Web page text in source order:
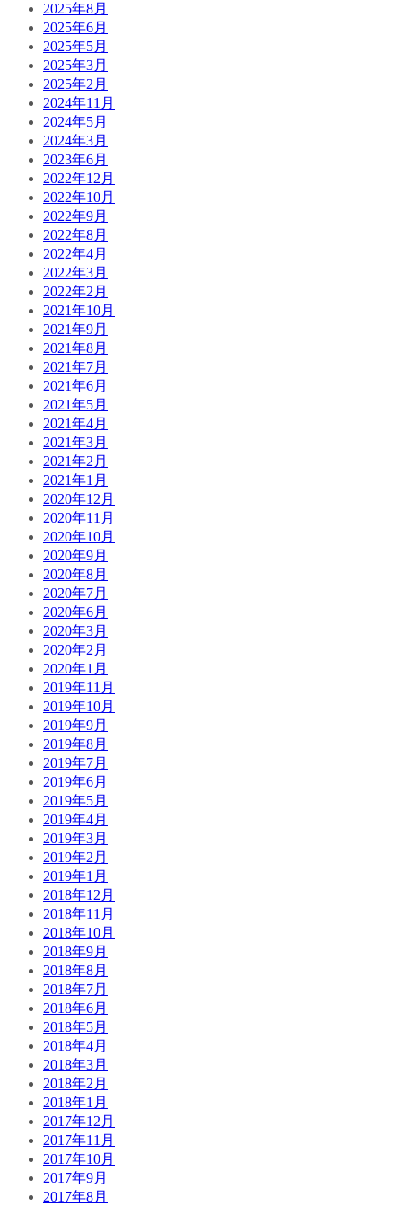
2025年8月
2025年6月
2025年5月
2025年3月
2025年2月
2024年11月
2024年5月
2024年3月
2023年6月
2022年12月
2022年10月
2022年9月
2022年8月
2022年4月
2022年3月
2022年2月
2021年10月
2021年9月
2021年8月
2021年7月
2021年6月
2021年5月
2021年4月
2021年3月
2021年2月
2021年1月
2020年12月
2020年11月
2020年10月
2020年9月
2020年8月
2020年7月
2020年6月
2020年3月
2020年2月
2020年1月
2019年11月
2019年10月
2019年9月
2019年8月
2019年7月
2019年6月
2019年5月
2019年4月
2019年3月
2019年2月
2019年1月
2018年12月
2018年11月
2018年10月
2018年9月
2018年8月
2018年7月
2018年6月
2018年5月
2018年4月
2018年3月
2018年2月
2018年1月
2017年12月
2017年11月
2017年10月
2017年9月
2017年8月